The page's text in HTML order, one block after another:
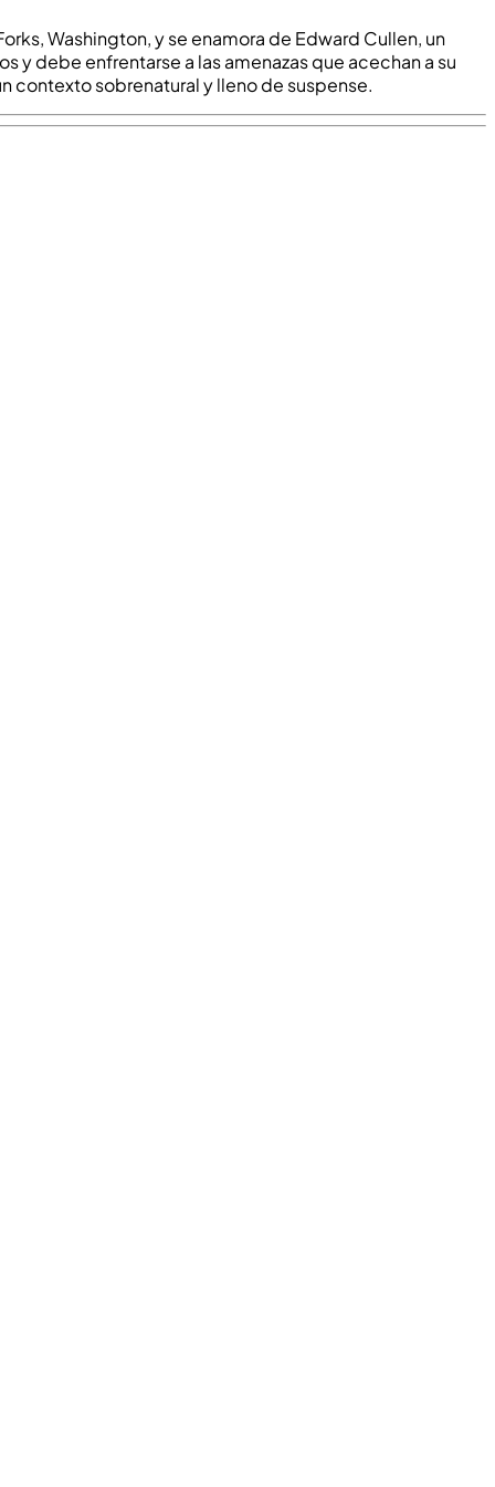
Washington, y se enamora de Edward Cullen, un
y debe enfrentarse a las amenazas que acechan a su
contexto sobrenatural y lleno de suspense.